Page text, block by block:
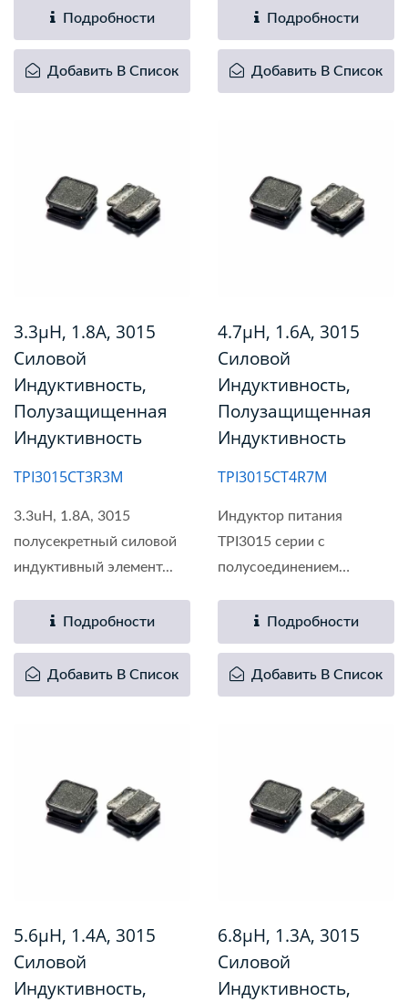
Подробности
Добавить В Список
Подробности
Добавить В Список
3.3µH, 1.8A, 3015
Силовой
Индуктивность,
Полузащищенная
Индуктивность
TPI3015CT3R3M
3.3uH, 1.8A, 3015
полусекретный силовой
индуктивный элемент...
Подробности
Добавить В Список
4.7µH, 1.6A, 3015
Силовой
Индуктивность,
Полузащищенная
Индуктивность
TPI3015CT4R7M
Индуктор питания
TPI3015 серии с
полусоединением
Подробности
Добавить В Список
5.6µH, 1.4A, 3015
Силовой
Индуктивность,
6.8µH, 1.3A, 3015
Силовой
Индуктивность,